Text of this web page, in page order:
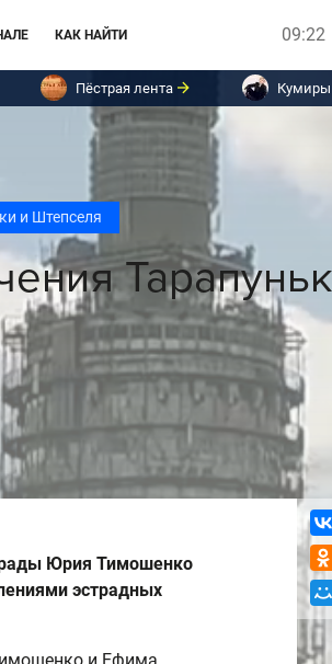
КАК НАЙТИ 09:22
Пёстрая лента Кумиры
и Штепселя
Юрия Тимошенко
эстрадных